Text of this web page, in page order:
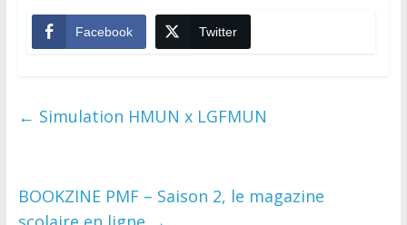
Facebook Twitter
← Simulation HMUN x LGFMUN
BOOKZINE PMF – Saison 2, le magazine